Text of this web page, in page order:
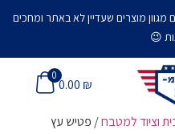
בקנייה החל מ- 299₪ | קיימים מגוון מוצרים שעדיין לא באתר ומחכים
😉​
0.00 ₪
0
וציוד למטבח/ פטיש עץ